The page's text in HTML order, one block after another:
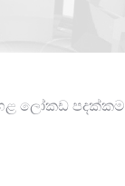
ලෝකඩ පදක්කම